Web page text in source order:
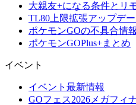
大親友+になる条件とリ
TL80上限拡張アップデー
ポケモンGOの不具合情報
ポケモンGOPlus+まとめ
イベント
イベント最新情報
GOフェス2026メガフィ